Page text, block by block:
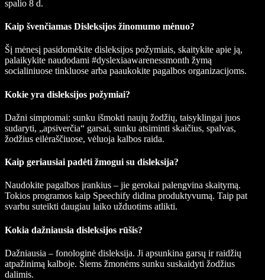
spalio 8 d.
Kaip švenčiamas Disleksijos žinomumo mėnuo?
Šį mėnesį pasidomėkite disleksijos požymiais, skaitykite apie ją,
palaikykite naudodami #dyslexiaawarenessmonth žymą
socialiniuose tinkluose arba paaukokite pagalbos organizacijoms.
Kokie yra disleksijos požymiai?
Dažni simptomai: sunku išmokti naujų žodžių, taisyklingai juos
sudaryti, „apsiverčia“ garsai, sunku atsiminti skaičius, spalvas,
žodžius eilėraščiuose, vėluoja kalbos raida.
Kaip geriausiai padėti žmogui su disleksija?
Naudokite pagalbos įrankius – jie gerokai palengvina skaitymą.
Tokios programos kaip Speechify didina produktyvumą. Taip pat
svarbu suteikti daugiau laiko užduotims atlikti.
Kokia dažniausia disleksijos rūšis?
Dažniausia – fonologinė disleksija. Ji apsunkina garsų ir raidžių
atpažinimą kalboje. Šiems žmonėms sunku suskaidyti žodžius
dalimis.